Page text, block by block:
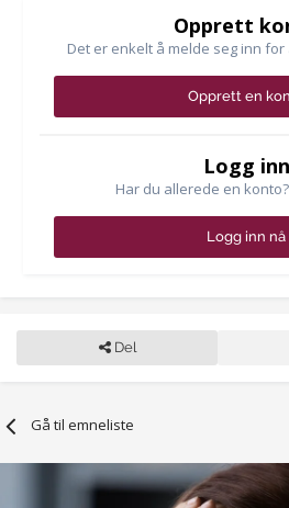
Opprett
Det er enkelt å melde seg inn
Opprett en
Logg inn
Har du allerede en
Logg inn nå
Del
Gå til emneliste